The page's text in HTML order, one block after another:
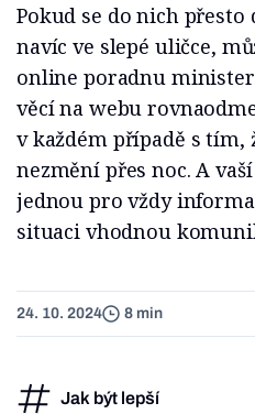
Pokud se do nich přesto
navíc ve slepé uličce,
online poradnu
věcí na webu
v každém případě s tím,
nezmění přes noc. A
jednou pro vždy
situaci vhodnou
24. 10. 2024 8 min
Jak být lepší